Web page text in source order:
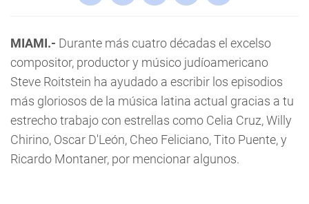
MIAMI.- Durante más cuatro décadas el excelso
compositor, productor y músico judíoamericano
Steve Roitstein ha ayudado a escribir los episodios
más gloriosos de la música latina actual gracias a tu
estrecho trabajo con estrellas como Celia Cruz, Willy
Chirino, Oscar D'León, Cheo Feliciano, Tito Puente, y
Ricardo Montaner, por mencionar algunos.